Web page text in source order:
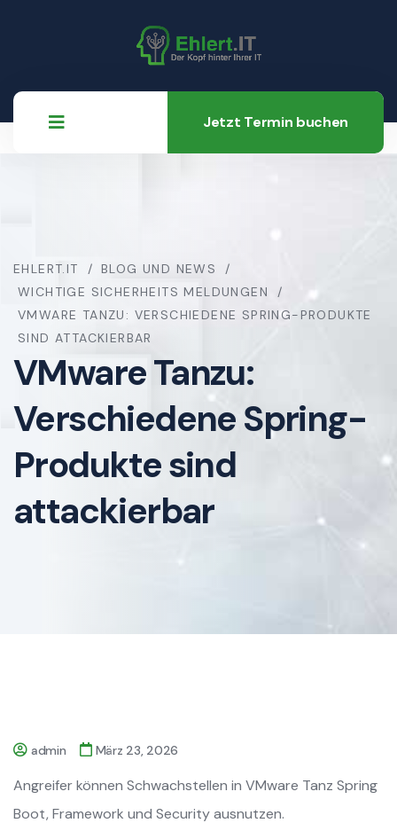
Jetzt Termin buchen
EHLERT.IT
BLOG UND NEWS
WICHTIGE SICHERHEITS MELDUNGEN
VMWARE TANZU: VERSCHIEDENE SPRING-PRODUKTE
SIND ATTACKIERBAR
VMware Tanzu:
Verschiedene Spring-
Produkte sind
attackierbar
admin März 23, 2026
Angreifer können Schwachstellen in VMware Tanz Spring
Boot, Framework und Security ausnutzen.